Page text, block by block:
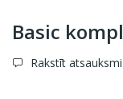
Basic
Rakstīt atsauksmi